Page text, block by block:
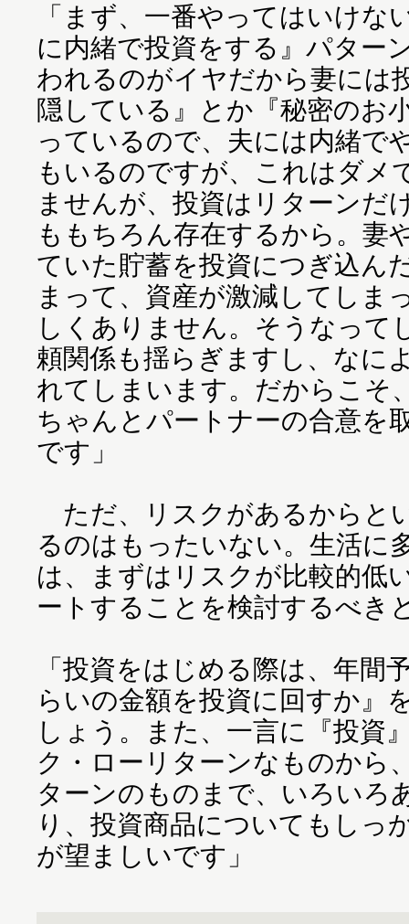
「まず、一番やってはいけな
に内緒で投資をする』パター
われるのがイヤだから妻には
隠している』とか『秘密のお
っているので、夫には内緒で
もいるのですが、これはダメ
ませんが、投資はリターンだ
ももちろん存在するから。妻
ていた貯蓄を投資につぎ込ん
まって、資産が激減してしま
しくありません。そうなって
頼関係も揺らぎますし、なに
れてしまいます。だからこそ
ちゃんとパートナーの合意を
です」
ただ、リスクがあるからと
るのはもったいない。生活に
は、まずはリスクが比較的低
ートすることを検討するべき
「投資をはじめる際は、年間
らいの金額を投資に回すか』
しょう。また、一言に『投資
ク・ローリターンなものから
ターンのものまで、いろいろ
り、投資商品についてもしっ
が望ましいです」